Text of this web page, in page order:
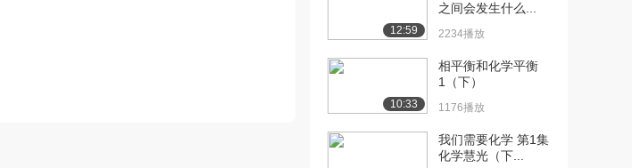
12:59
之间会发生什么...
2234播放
10:33
相平衡和化学平衡
1（下）
1176播放
我们需要化学 第1集
化学慧光（下...